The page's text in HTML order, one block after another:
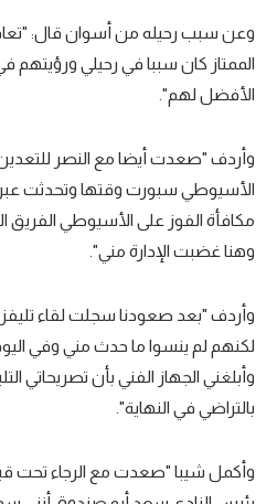
وعن سبب رحيله من أسوان قال:
الممتاز كان سببا في رحيلي
الأفضل لهم".
وأردف "صعدت أيضا مع النصر
الأسيوطي سبورت وقتها وتحدثت
وهنا غضبت الإدارة مني".
وأردف "بعد صعودنا سجلت لقاء
لكنهم لم ينسوا ما حدث مني وفي
وأبلغني الجهاز الفني بأن تصريحاتي
بالتراضي في النهاية".
وأكمل شيبا "صعدت مع الرجاء تحت